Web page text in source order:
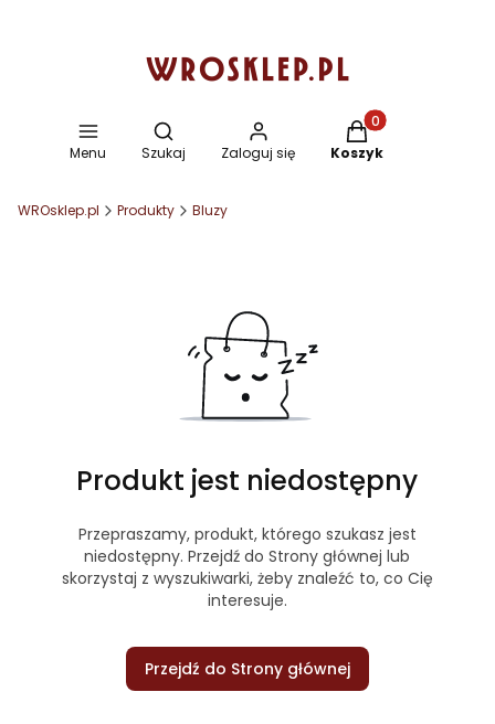
Menu
Otwórz wyszukiwarkę
Szukaj Zaloguj się
Produkty w
Koszyk
WROsklep.pl Produkty Bluzy
Produkt jest niedostępny
Przepraszamy, produkt, którego szukasz jest
niedostępny. Przejdź do Strony głównej lub
skorzystaj z wyszukiwarki, żeby znaleźć to, co Cię
interesuje.
Przejdź do Strony głównej